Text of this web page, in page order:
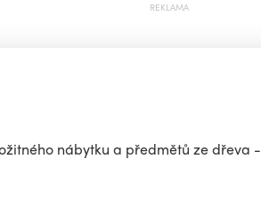
REKLAMA
nábytku a předmětů ze dřeva -